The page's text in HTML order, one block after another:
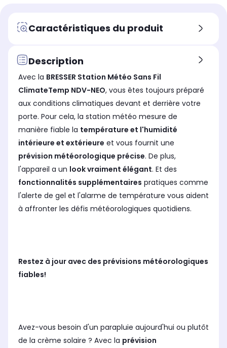
Pluviomètre
Non
Non
Température intérieure
Oui
Aucune
Sonde(s) extérieure(s)
Aucune
Pluviomètre
Non
Température intérieure
Oui
1
1
Caractéristiques du produit
Description
Avec la BRESSER Station Météo Sans Fil
ClimateTemp NDV-NEO, vous êtes toujours préparé
aux conditions climatiques devant et derrière votre
porte. Pour cela, la station météo mesure de
manière fiable la température et l'humidité
intérieure et extérieure et vous fournit une
prévision météorologique précise. De plus,
l'appareil a un look vraiment élégant. Et des
fonctionnalités supplémentaires pratiques comme
l'alerte de gel et l'alarme de température vous aident
à affronter les défis météorologiques quotidiens.
Restez à jour avec des prévisions météorologiques
fiables!
Avez-vous besoin d'un parapluie aujourd'hui ou plutôt
de la crème solaire ? Avec la prévision